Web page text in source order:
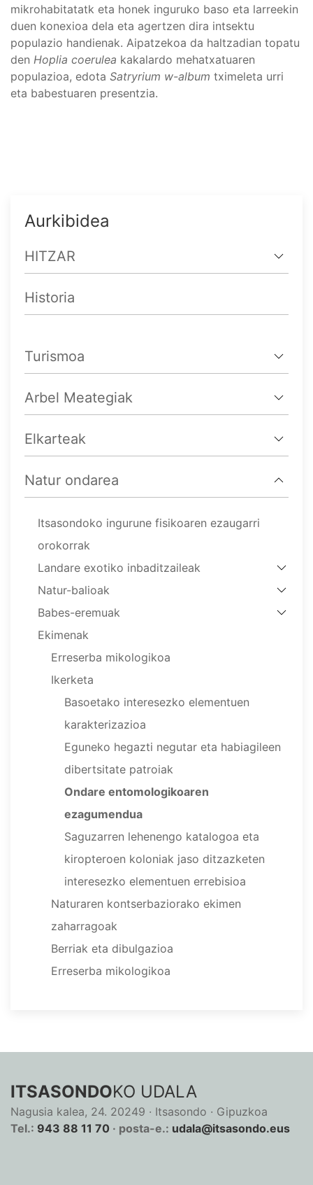
mikrohabitatatk eta honek inguruko baso eta larreekin
duen konexioa dela eta agertzen dira intsektu
populazio handienak. Aipatzekoa da haltzadian topatu
den Hoplia coerulea kakalardo mehatxatuaren
populazioa, edota Satryrium w-album tximeleta urri
eta babestuaren presentzia.
Aurkibidea
HITZAR
Historia
Turismoa
Arbel Meategiak
Elkarteak
Natur ondarea
Itsasondoko ingurune fisikoaren ezaugarri
orokorrak
Landare exotiko inbaditzaileak
Natur-balioak
Babes-eremuak
Ekimenak
Erreserba mikologikoa
Ikerketa
Basoetako interesezko elementuen
karakterizazioa
Eguneko hegazti negutar eta habiagileen
dibertsitate patroiak
Ondare entomologikoaren
ezagumendua
Saguzarren lehenengo katalogoa eta
kiropteroen koloniak jaso ditzazketen
interesezko elementuen errebisioa
Naturaren kontserbaziorako ekimen
zaharragoak
Berriak eta dibulgazioa
Erreserba mikologikoa
ITSASONDOKO UDALA
Nagusia kalea, 24. 20249 · Itsasondo · Gipuzkoa
Tel.: 943 88 11 70 · posta-e.: udala@itsasondo.eus